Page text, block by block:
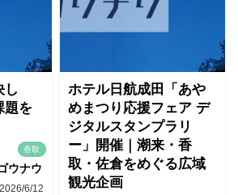
し
題を
香取
ウナウ
2026/6/12
ホテル日航成田「あや
めまつり応援フェア デ
ジタルスタンプラリ
ー」開催｜潮来・香
取・佐倉をめぐる広域
観光企画